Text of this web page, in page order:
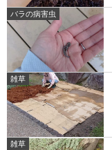
バラの病害虫
雑草
雑草